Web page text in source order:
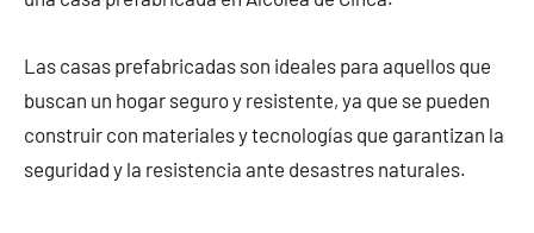
Las casas prefabricadas son ideales para aquellos que
buscan un hogar seguro y resistente, ya que se pueden
construir con materiales y tecnologías que garantizan la
seguridad y la resistencia ante desastres naturales.